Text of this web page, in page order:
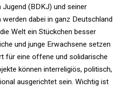
(BDKJ) und seiner
werden dabei in ganz Deutschland
Welt ein Stückchen besser
und junge Erwachsene setzen
für eine offene und solidarische
können interreligiös, politisch,
ausgerichtet sein. Wichtig ist